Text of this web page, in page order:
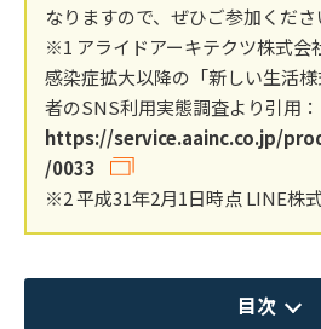
なりますので、ぜひご参加くださ
※1 アライドアーキテクツ株式会
感染症拡大以降の「新しい生活
者のSNS利用実態調査より引用：
https://service.aainc.co.jp/
/0033
※2 平成31年2月1日時点 LINE株
目次